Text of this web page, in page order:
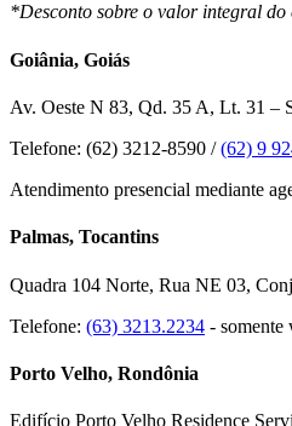
*Desconto sobre o valor integral
Goiânia, Goiás
Av. Oeste N 83, Qd. 35 A, Lt. 31 –
Telefone: (62) 3212-8590 /(62) 9
Atendimento presencial mediante
Palmas, Tocantins
Quadra 104 Norte, Rua NE 03,
Telefone: (63) 3213.2234 - somente
Porto Velho, Rondônia
Edifício Porto Velho Residence